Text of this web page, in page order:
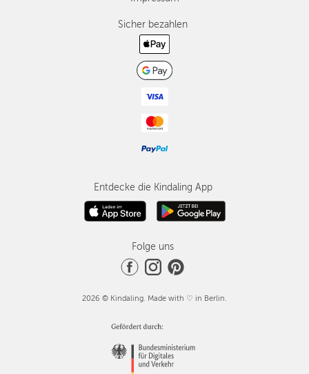
Sicher bezahlen
Entdecke die Kindaling App
Folge uns
2026 © Kindaling. Made with ♡ in Berlin.